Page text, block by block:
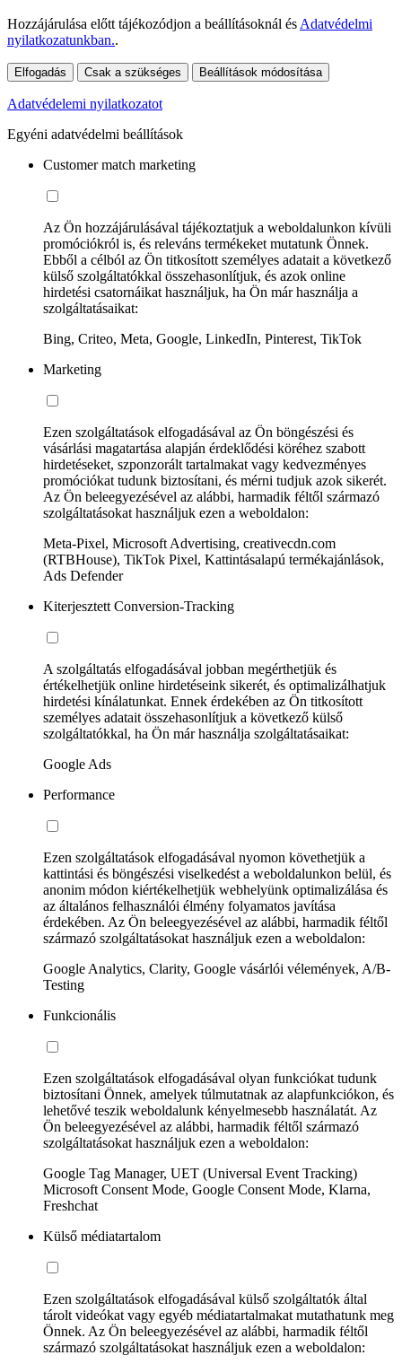
Hozzájárulása előtt tájékozódjon a beállításoknál és Adatvédelmi
nyilatkozatunkban..
Elfogadás Csak a szükséges Beállítások módosítása
Adatvédelemi nyilatkozatot
Egyéni adatvédelmi beállítások
Customer match marketing
Az Ön hozzájárulásával tájékoztatjuk a weboldalunkon kívüli
promóciókról is, és releváns termékeket mutatunk Önnek.
Ebből a célból az Ön titkosított személyes adatait a következő
külső szolgáltatókkal összehasonlítjuk, és azok online
hirdetési csatornáikat használjuk, ha Ön már használja a
szolgáltatásaikat:
Bing, Criteo, Meta, Google, LinkedIn, Pinterest, TikTok
Marketing
Ezen szolgáltatások elfogadásával az Ön böngészési és
vásárlási magatartása alapján érdeklődési köréhez szabott
hirdetéseket, szponzorált tartalmakat vagy kedvezményes
promóciókat tudunk biztosítani, és mérni tudjuk azok sikerét.
Az Ön beleegyezésével az alábbi, harmadik féltől származó
szolgáltatásokat használjuk ezen a weboldalon:
Meta-Pixel, Microsoft Advertising, creativecdn.com
(RTBHouse), TikTok Pixel, Kattintásalapú termékajánlások,
Ads Defender
Kiterjesztett Conversion-Tracking
A szolgáltatás elfogadásával jobban megérthetjük és
értékelhetjük online hirdetéseink sikerét, és optimalizálhatjuk
hirdetési kínálatunkat. Ennek érdekében az Ön titkosított
személyes adatait összehasonlítjuk a következő külső
szolgáltatókkal, ha Ön már használja szolgáltatásaikat:
Google Ads
Performance
Ezen szolgáltatások elfogadásával nyomon követhetjük a
kattintási és böngészési viselkedést a weboldalunkon belül, és
anonim módon kiértékelhetjük webhelyünk optimalizálása és
az általános felhasználói élmény folyamatos javítása
érdekében. Az Ön beleegyezésével az alábbi, harmadik féltől
származó szolgáltatásokat használjuk ezen a weboldalon:
Google Analytics, Clarity, Google vásárlói vélemények, A/B-
Testing
Funkcionális
Ezen szolgáltatások elfogadásával olyan funkciókat tudunk
biztosítani Önnek, amelyek túlmutatnak az alapfunkciókon, és
lehetővé teszik weboldalunk kényelmesebb használatát. Az
Ön beleegyezésével az alábbi, harmadik féltől származó
szolgáltatásokat használjuk ezen a weboldalon:
Google Tag Manager, UET (Universal Event Tracking)
Microsoft Consent Mode, Google Consent Mode, Klarna,
Freshchat
Külső médiatartalom
Ezen szolgáltatások elfogadásával külső szolgáltatók által
tárolt videókat vagy egyéb médiatartalmakat mutathatunk meg
Önnek. Az Ön beleegyezésével az alábbi, harmadik féltől
származó szolgáltatásokat használjuk ezen a weboldalon: